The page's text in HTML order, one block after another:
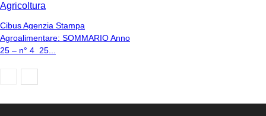
Agricoltura
Cibus Agenzia Stampa
Agroalimentare: SOMMARIO Anno
25 – n° 4 25...